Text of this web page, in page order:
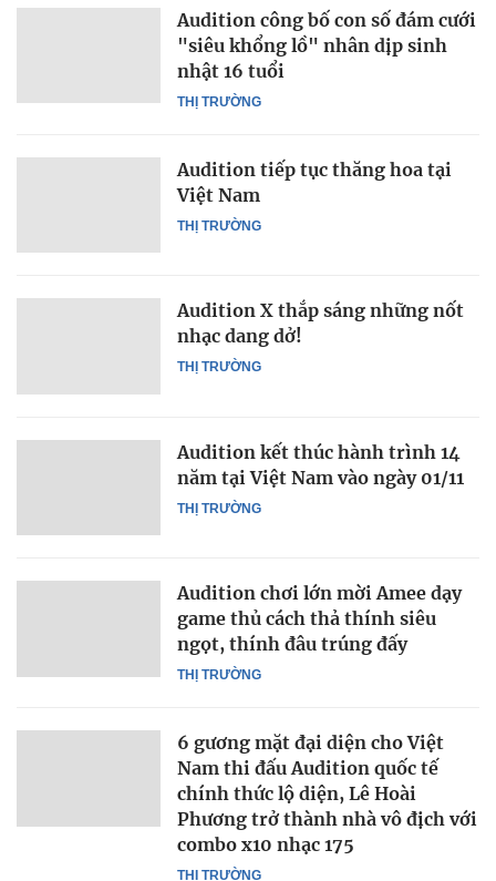
THỊ TRƯỜNG
Audition công bố con số đám cưới
"siêu khổng lồ" nhân dịp sinh
nhật 16 tuổi
THỊ TRƯỜNG
Audition tiếp tục thăng hoa tại
Việt Nam
THỊ TRƯỜNG
Audition X thắp sáng những nốt
nhạc dang dở!
THỊ TRƯỜNG
Audition kết thúc hành trình 14
năm tại Việt Nam vào ngày 01/11
THỊ TRƯỜNG
Audition chơi lớn mời Amee dạy
game thủ cách thả thính siêu
ngọt, thính đâu trúng đấy
THỊ TRƯỜNG
6 gương mặt đại diện cho Việt
Nam thi đấu Audition quốc tế
chính thức lộ diện, Lê Hoài
Phương trở thành nhà vô địch với
combo x10 nhạc 175